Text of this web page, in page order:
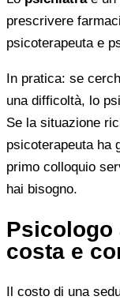
prescrivere
psicoterapeuta e
In pratica: se
una difficoltà, lo
Se la situazione
psicoterapeuta ha
primo colloquio
hai bisogno.
Psicologo
costa e
Il costo di una